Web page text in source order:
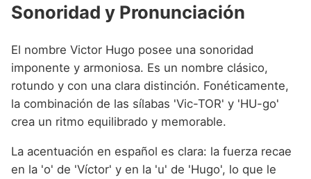
Sonoridad y Pronunciación
El nombre Victor Hugo posee una sonoridad
imponente y armoniosa. Es un nombre clásico,
rotundo y con una clara distinción. Fonéticamente,
la combinación de las sílabas 'Vic-TOR' y 'HU-go'
crea un ritmo equilibrado y memorable.
La acentuación en español es clara: la fuerza recae
en la 'o' de 'Víctor' y en la 'u' de 'Hugo', lo que le